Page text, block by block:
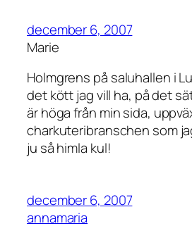
december 6, 2007
Marie
Holmgrens på saluhallen i
det kött jag vill ha, på det
är höga från min sida,
charkuteribranschen som
ju så himla kul!
december 6, 2007
annamaria